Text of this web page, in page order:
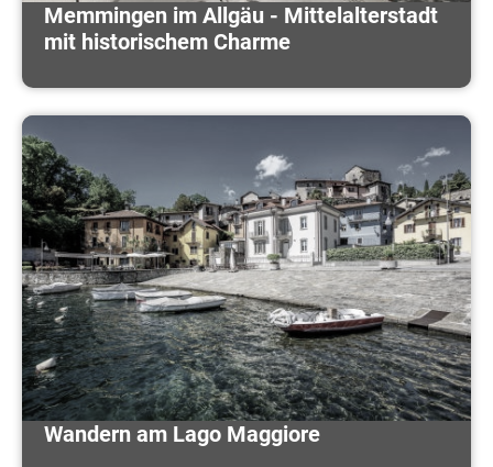
Memmingen im Allgäu - Mittelalterstadt
mit historischem Charme
Wandern am Lago Maggiore